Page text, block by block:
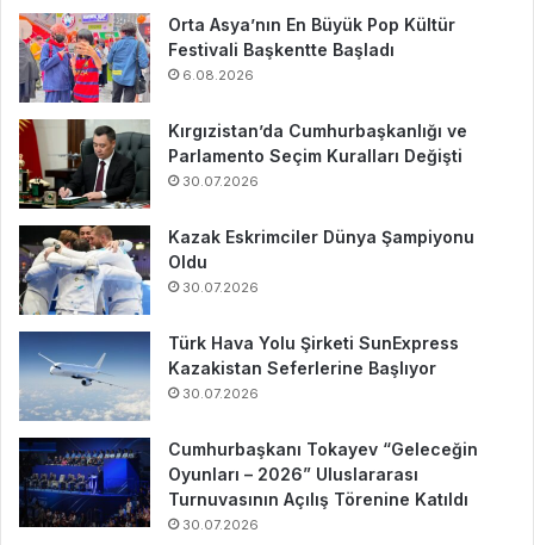
Orta Asya’nın En Büyük Pop Kültür
Festivali Başkentte Başladı
6.08.2026
Kırgızistan’da Cumhurbaşkanlığı ve
Parlamento Seçim Kuralları Değişti
30.07.2026
Kazak Eskrimciler Dünya Şampiyonu
Oldu
30.07.2026
Türk Hava Yolu Şirketi SunExpress
Kazakistan Seferlerine Başlıyor
30.07.2026
Cumhurbaşkanı Tokayev “Geleceğin
Oyunları – 2026” Uluslararası
Turnuvasının Açılış Törenine Katıldı
30.07.2026